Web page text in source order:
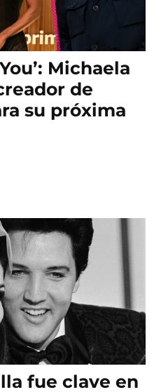
Michaela
de
su próxima
fue clave en